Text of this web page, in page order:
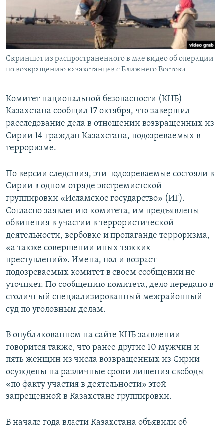
Скриншот из распространенного в мае видео об операции
по возвращению казахстанцев с Ближнего Востока.
Комитет национальной безопасности (КНБ)
Казахстана сообщил 17 октября, что завершил
расследование дела в отношении возвращенных из
Сирии 14 граждан Казахстана, подозреваемых в
терроризме.
По версии следствия, эти подозреваемые состояли в
Сирии в одном отряде экстремистской
группировки «Исламское государство» (ИГ).
Согласно заявлению комитета, им предъявлены
обвинения в участии в террористической
деятельности, вербовке и пропаганде терроризма,
«а также совершении иных тяжких
преступлений». Имена, пол и возраст
подозреваемых комитет в своем сообщении не
уточняет. По сообщению комитета, дело передано в
столичный специализированный межрайонный
суд по уголовным делам.
В опубликованном на сайте КНБ заявлении
говорится также, что ранее другие 10 мужчин и
пять женщин из числа возвращенных из Сирии
осуждены на различные сроки лишения свободы
«по факту участия в деятельности» этой
запрещенной в Казахстане группировки.
В начале года власти Казахстана объявили об